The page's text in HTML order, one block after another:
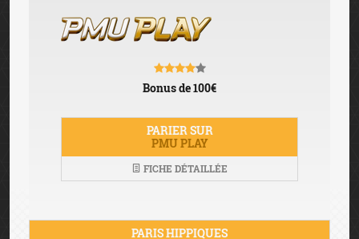
Bonus de 100€
PARIER SUR
PMU PLAY
FICHE DÉTAILLÉE
PARIS HIPPIQUES